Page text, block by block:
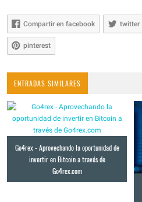
Compartir en facebook twitter
pinterest
ENTRADAS SIMILARES
Go4rex - Aprovechando la oportunidad de
invertir en Bitcoin a través de
Go4rex.com